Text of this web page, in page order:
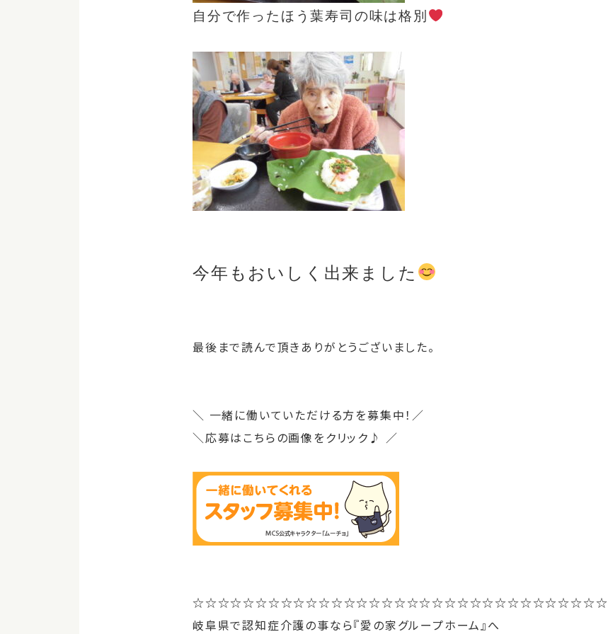
自分で作ったほう葉寿司の味は格別
今年もおいしく出来ました
最後まで読んで頂きありがとうございました。
＼ 一緒に働いていただける方を募集中！／
＼応募はこちらの画像をクリック♪ ／
☆☆☆☆☆☆☆☆☆☆☆☆☆☆☆☆☆☆☆☆☆☆☆☆☆☆☆☆☆☆☆☆☆
岐阜県で認知症介護の事なら『愛の家グループホーム』へ